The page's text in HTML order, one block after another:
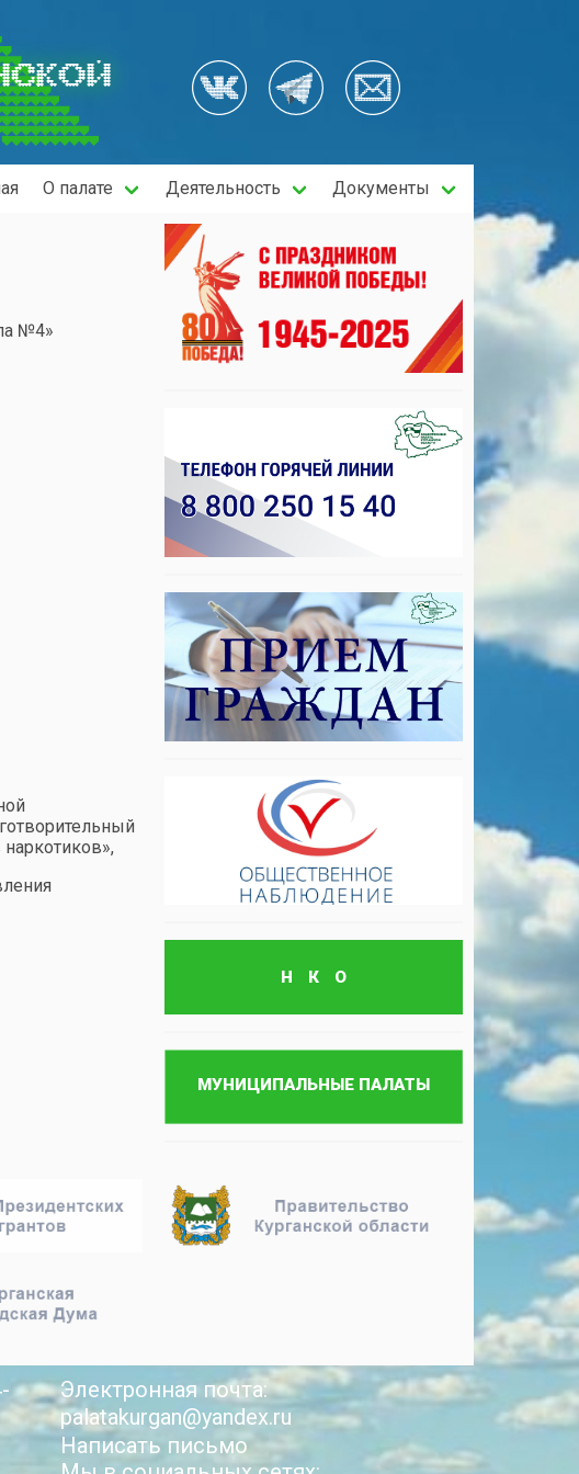
О палате Деятельность Документы
№4»
Электронная почта:
palatakurgan@yandex.ru
Написать письмо